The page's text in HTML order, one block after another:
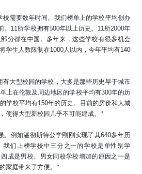
校需要数年时间。我们榜单上的学校平均创办
。 11所学校拥有500年以上历史。 11所2000年
分都在中国。多年来，这些学校有很多机会
学生人数限制在1000人以内，今年平均有140
有大型校园的学校，大多是那些历史早于城市
上在伦敦及周边地区的学校平均有300年的历
学校平均有150年的历史。目前的房价和大城
使得大型新校园几乎不可能建成。 ”
。例如温彻斯特公学刚刚实现了其640多年历
我们上榜学校中三分之一的学校是单性别学
成是男校。男女同校学校增加的原因之一是
家庭带来了方便。 ”